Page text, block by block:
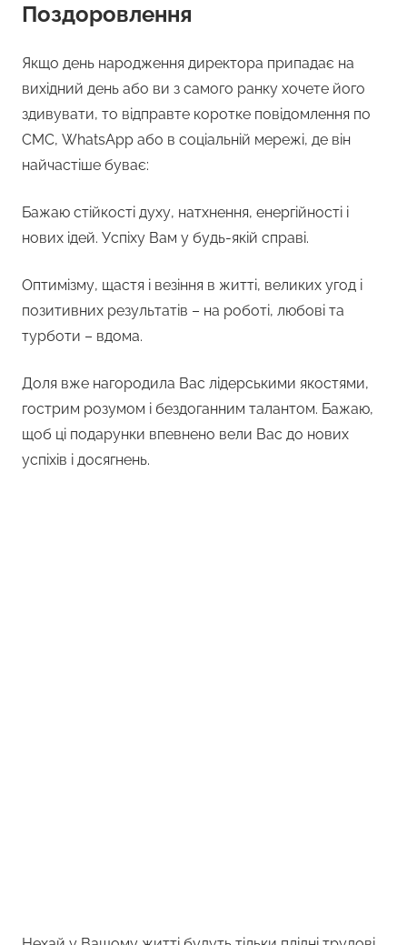
Поздоровлення
Якщо день народження директора припадає на
вихідний день або ви з самого ранку хочете його
здивувати, то відправте коротке повідомлення по
СМС, WhatsApp або в соціальній мережі, де він
найчастіше буває:
Бажаю стійкості духу, натхнення, енергійності і
нових ідей. Успіху Вам у будь-якій справі.
Оптимізму, щастя і везіння в житті, великих угод і
позитивних результатів – на роботі, любові та
турботи – вдома.
Доля вже нагородила Вас лідерськими якостями,
гострим розумом і бездоганним талантом. Бажаю,
щоб ці подарунки впевнено вели Вас до нових
успіхів і досягнень.